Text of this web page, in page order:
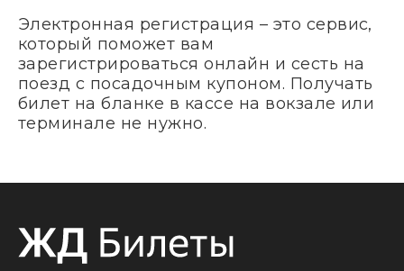
Электронная регистрация – это сервис,
который поможет вам
зарегистрироваться онлайн и сесть на
поезд с посадочным купоном. Получать
билет на бланке в кассе на вокзале или
терминале не нужно.